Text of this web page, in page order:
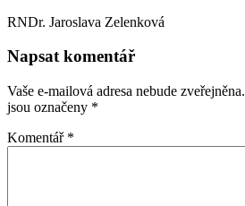
RNDr. Jaroslava Zelenková
Napsat komentář
Vaše e-mailová adresa nebude zveřejněna.
jsou označeny *
Komentář *